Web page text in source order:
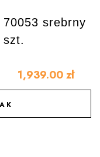
srebrny
szt.
1,939.00 zł